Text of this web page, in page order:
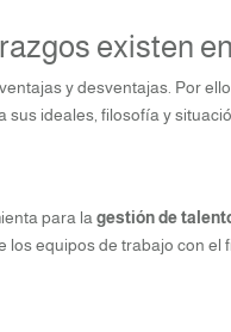
existen
y desventajas. Por
sus ideales, filosofía y
para lagestión de
los equipos de trabajo con el